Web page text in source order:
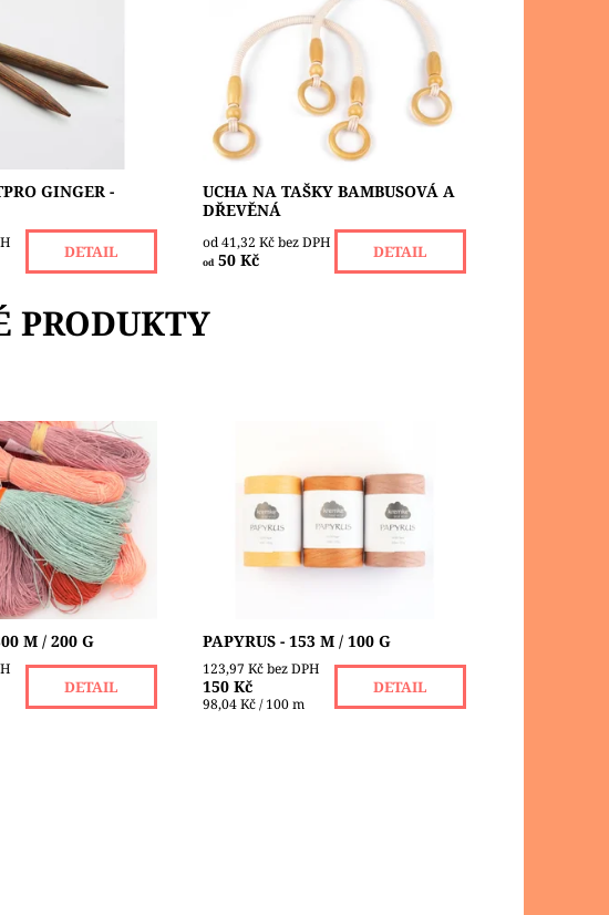
v celé řadě
různých délek jehlic
kabelů bez
každý...
Skladem 3
GINGER -
DETAIL
Ucha s kroužky nebo ucha s
korálky a kroužky jsou textilní, na
obou koncích opatřené dřevěnými
kroužky. Ucho měří 44 cm nebo 50-
55 cm, kroužek...
Dostupnost:
Skladem 7
UCHA NA TAŠKY BAMBUSOVÁ A
DŘEVĚNÁ
od 41,32 Kč bez DPH
od50 Kč DETAIL
PRODUKTY
je přírodní
ve formě
který je pevně
pevný a středně
super...
1
M / 200 G
DETAIL
příze Raffia/Bast je voděodolná.
Díky inovativnímu způsobu výroby
lze vyrobit nekonečnou nit, která je
vhodná pro...
Dostupnost:
Skladem 5
PAPYRUS - 153 M / 100 G
123,97 Kč bez DPH
150 Kč
98,04 Kč / 100 m
DETAIL